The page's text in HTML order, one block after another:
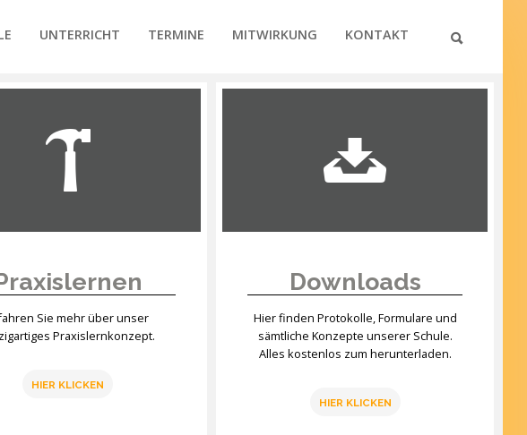
UNTERRICHT TERMINE MITWIRKUNG KONTAKT
Sie mehr über unser
Praxislernkonzept.
HIER KLICKEN
Downloads
Hier finden Protokolle, Formulare und
sämtliche Konzepte unserer Schule.
Alles kostenlos zum herunterladen.
HIER KLICKEN